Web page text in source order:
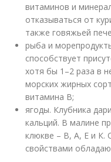
витаминов и
отказываться от
также говяжьей
рыба и
способствует
хотя бы 1–2 раза в
морских жирных
витамина В;
ягоды. Клубника
кальций. В малине
клюкве – В, А, Е и
свойствами